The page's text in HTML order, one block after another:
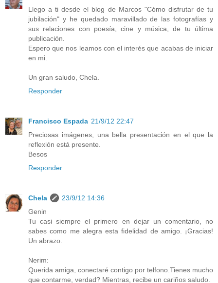
Llego a ti desde el blog de Marcos "Cómo disfrutar de tu
jubilación" y he quedado maravillado de las fotografías y
sus relaciones con poesía, cine y música, de tu última
publicación.
Espero que nos leamos con el interés que acabas de iniciar
en mi.
Un gran saludo, Chela.
Responder
Francisco Espada 21/9/12 22:47
Preciosas imágenes, una bella presentación en el que la
reflexión está presente.
Besos
Responder
Chela
23/9/12 14:36
Genin
Tu casi siempre el primero en dejar un comentario, no
sabes como me alegra esta fidelidad de amigo. ¡Gracias!
Un abrazo.
Nerim:
Querida amiga, conectaré contigo por telfono.Tienes mucho
que contarme, verdad? Mientras, recibe un cariños saludo.